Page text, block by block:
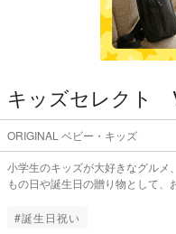
キッズセレクト
ORIGINAL ベビー・キッズ
小学生のキッズが大好きなグルメ
もの日や誕生日の贈り物として、
#誕生日祝い